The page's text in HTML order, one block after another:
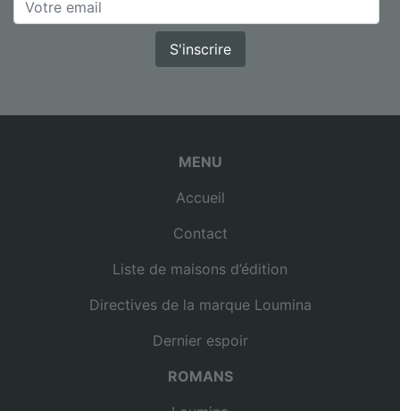
S'inscrire
MENU
Accueil
Contact
Liste de maisons d’édition
Directives de la marque Loumina
Dernier espoir
ROMANS